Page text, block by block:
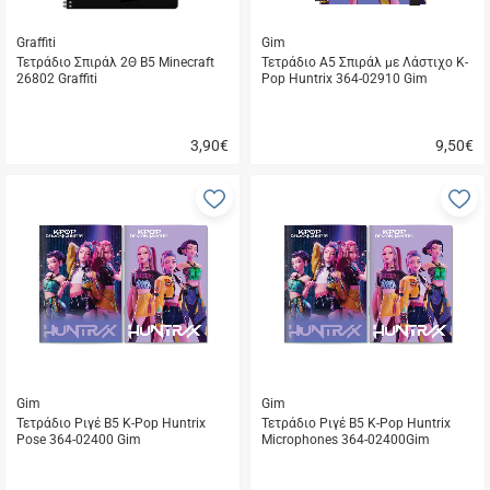
Graffiti
Τετράδιο Σπιράλ 2Θ Β5 Minecraft
26802 Graffiti
3,90€
Gim
Τετράδιο Α5 Σπιράλ με Λάστιχο K-
Pop Huntrix 364-02910 Gim
9,50€
Gim
Τετράδιο Ριγέ Β5 K-Pop Huntrix
Pose 364-02400 Gim
Προσθήκη
αγαπημένα
Gim
Τετράδιο Ριγέ Β5 K-Pop Huntrix
Microphones 364-02400Gim